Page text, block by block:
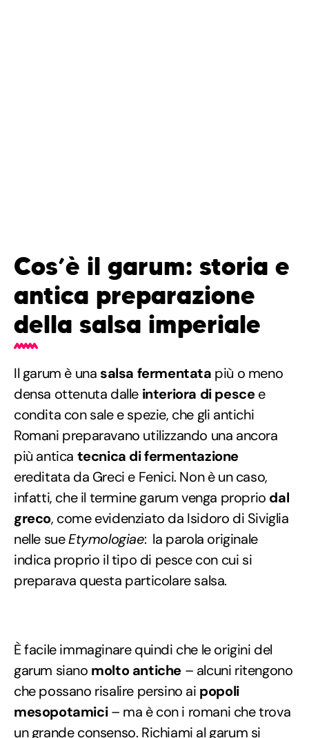
Cos’è il garum: storia e
antica preparazione
della salsa imperiale
Il garum è una salsa fermentata più o meno
densa ottenuta dalle interiora di pescee
condita con sale e spezie, che gli antichi
Romani preparavano utilizzando una ancora
più antica tecnica di fermentazione
ereditata da Greci e Fenici. Non è un caso,
infatti, che il termine garum venga proprio dal
greco, come evidenziato da Isidoro di Siviglia
nelle sueEtymologiae: la parola originale
indica proprio il tipo di pesce con cui si
preparava questa particolare salsa.
È facile immaginare quindi che le origini del
garum siano molto antiche – alcuni ritengono
che possano risalire persino ai popoli
mesopotamici– ma è con i romani che trova
un grande consenso. Richiami al garum si